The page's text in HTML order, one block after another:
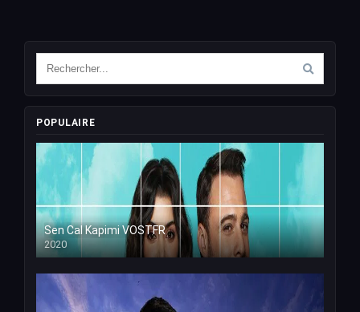
POPULAIRE
Sen Cal Kapimi VOSTFR
2020